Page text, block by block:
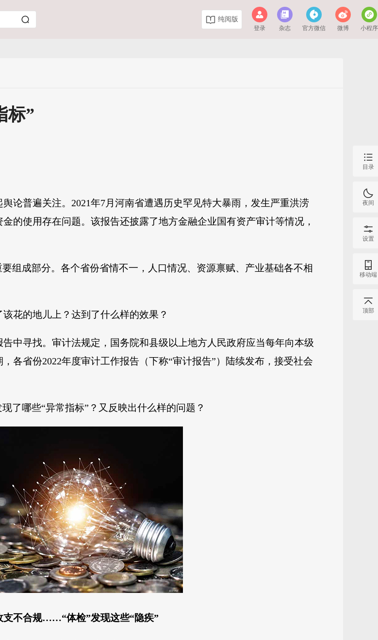
纯阅版
登录 杂志 官方微信 微博 小程序
标”
论普遍关注。2021年7月河南省遭遇历史罕见特大暴雨，发生严重洪涝
的使用存在问题。该报告还披露了地方金融企业国有资产审计等情况，
组成部分。各个省份省情不一，人口情况、资源禀赋、产业基础各不相
花的地儿上？达到了什么样的效果？
中寻找。审计法规定，国务院和县级以上地方人民政府应当每年向本级
各省份2022年度审计工作报告（下称“审计报告”）陆续发布，接受社会
了哪些“异常指标”？又反映出什么样的问题？
支不合规……“体检”发现这些“隐疾”
目录
夜间
设置
移动端
顶部